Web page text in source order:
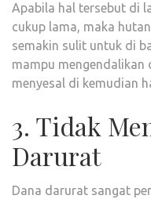
Apabila hal tersebut di
cukup lama, maka
semakin sulit untuk di
mampu
menyesal di kemudian
3. Tidak
Darurat
Dana darurat sangat